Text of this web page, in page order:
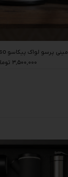
مینی پرسو لواک پیکاسو Luwak Picasso
۳,۵۰۰,۰۰۰ تومان